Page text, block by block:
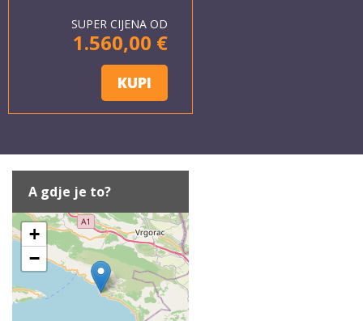
SUPER CIJENA OD
1.560,00 €
KUPI
A gdje je to?
+
−